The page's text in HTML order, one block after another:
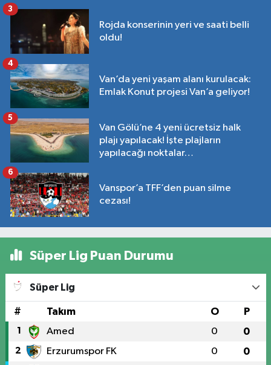
Rojda konserinin yeri ve saati belli
oldu!
3
Van’da yeni yaşam alanı kurulacak:
Emlak Konut projesi Van’a geliyor!
4
Van Gölü’ne 4 yeni ücretsiz halk
plajı yapılacak! İşte plajların
yapılacağı noktalar…
5
Vanspor’a TFF’den puan silme
cezası!
6
Süper Lig Puan Durumu
Süper Lig
# Takım O P
1 Amed 0 0
2 Erzurumspor FK 0 0